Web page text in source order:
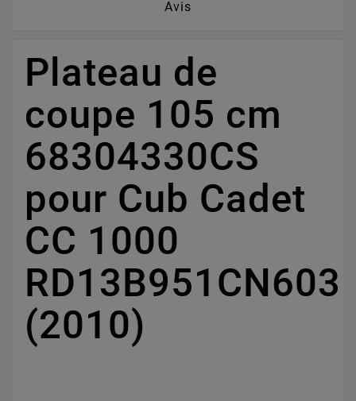
Avis
Plateau de
coupe 105 cm
68304330CS
pour Cub Cadet
CC 1000
RD13B951CN603
(2010)